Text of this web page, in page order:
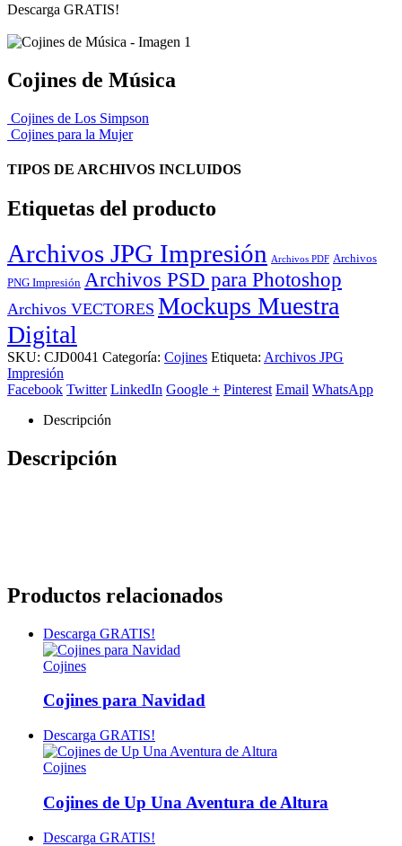
Descarga GRATIS!
Cojines de Música
Cojines de Los Simpson
Cojines para la Mujer
TIPOS DE ARCHIVOS INCLUIDOS
Etiquetas del producto
Archivos JPG Impresión Archivos PDF Archivos
PNG Impresión Archivos PSD para Photoshop
Archivos VECTORES Mockups Muestra
Digital
SKU: CJD0041 Categoría: Cojines Etiqueta: Archivos JPG
Impresión
Facebook Twitter LinkedIn Google + Pinterest Email WhatsApp
Descripción
Descripción
Productos relacionados
Descarga GRATIS!
Cojines
Cojines para Navidad
Descarga GRATIS!
Cojines
Cojines de Up Una Aventura de Altura
Descarga GRATIS!